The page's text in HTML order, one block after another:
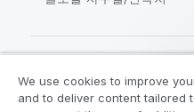
Qlik
We use cookies to improve
and to deliver content tailored